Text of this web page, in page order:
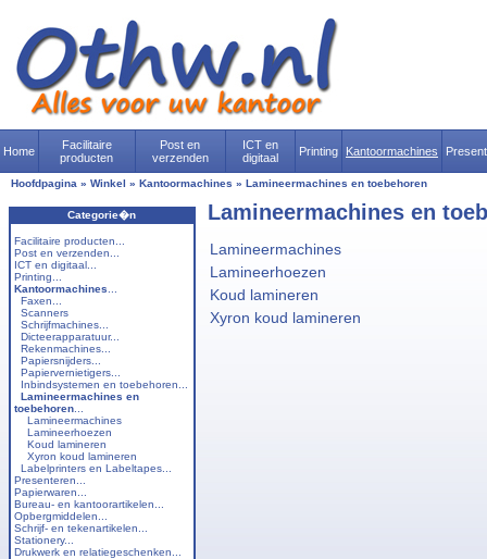
Home
Facilitaire
producten
Post en
verzenden
ICT en
digitaal
Printing Kantoormachines
Hoofdpagina » Winkel » Kantoormachines » Lamineermachines en toebehoren
Categorie�n
Facilitaire producten...
Post en verzenden...
ICT en digitaal...
Printing...
Kantoormachines
Faxen...
Scanners
Schrijfmachines...
Dicteerapparatuur...
Rekenmachines...
Papiersnijders...
Papiervernietigers...
Inbindsystemen en toebehoren...
Lamineermachines en
toebehoren
Lamineermachines
Lamineerhoezen
Koud lamineren
Xyron koud lamineren
Labelprinters en Labeltapes...
Presenteren...
Papierwaren...
Bureau- en kantoorartikelen...
Opbergmiddelen...
Schrijf- en tekenartikelen...
Stationery...
Drukwerk en relatiegeschenken...
Lamineermachines en
Lamineermachines
Lamineerhoezen
Koud lamineren
Xyron koud lamineren